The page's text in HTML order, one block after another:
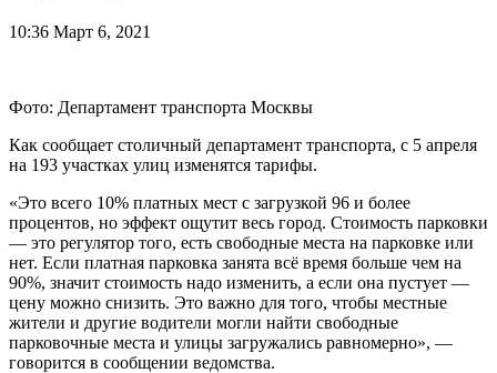
10:36 Март 6, 2021
Фото: Департамент транспорта Москвы
Как сообщает столичный департамент транспорта, с 5 апреля
на 193 участках улиц изменятся тарифы.
«Это всего 10% платных мест с загрузкой 96 и более
процентов, но эффект ощутит весь город. Стоимость парковки
— это регулятор того, есть свободные места на парковке или
нет. Если платная парковка занята всё время больше чем на
90%, значит стоимость надо изменить, а если она пустует —
цену можно снизить. Это важно для того, чтобы местные
жители и другие водители могли найти свободные
парковочные места и улицы загружались равномерно», —
говорится в сообщении ведомства.